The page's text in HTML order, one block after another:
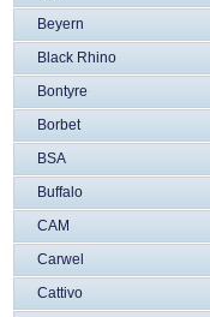
Beyern
Black Rhino
Bontyre
Borbet
BSA
Buffalo
CAM
Carwel
Cattivo